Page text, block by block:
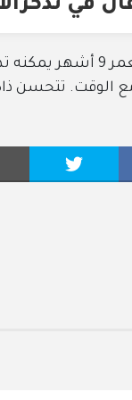
في
الطفل البالغ حتى